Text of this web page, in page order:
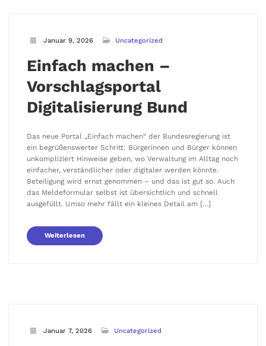
Januar 9, 2026 Uncategorized
Einfach machen –
Vorschlagsportal
Digitalisierung Bund
Das neue Portal „Einfach machen“ der Bundesregierung ist
ein begrüßenswerter Schritt: Bürgerinnen und Bürger können
unkompliziert Hinweise geben, wo Verwaltung im Alltag noch
einfacher, verständlicher oder digitaler werden könnte.
Beteiligung wird ernst genommen – und das ist gut so. Auch
das Meldeformular selbst ist übersichtlich und schnell
ausgefüllt. Umso mehr fällt ein kleines Detail am […]
Weiterlesen
Januar 7, 2026 Uncategorized